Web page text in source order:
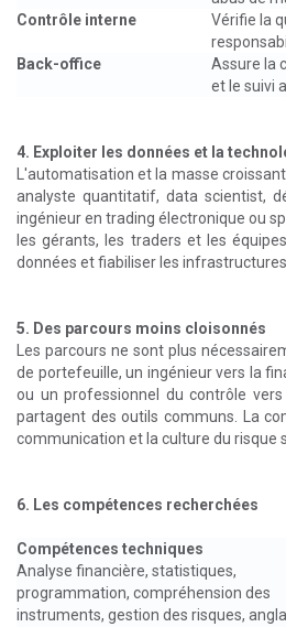
Contrôle interne
Vérifie la
Back-office
Assure la
et le suivi
4. Exploiter les données et la
L'automatisation et la masse
analyste quantitatif, data scientist,
ingénieur en trading électronique ou
les gérants, les traders et les
données et fiabiliser les infrastructures.
5. Des parcours moins cloisonnés
Les parcours ne sont plus
de portefeuille, un ingénieur vers la
ou un professionnel du contrôle
partagent des outils communs. La
communication et la culture du risque
6. Les compétences recherchées
Compétences techniques
Analyse financière, statistiques,
programmation, compréhension des
instruments, gestion des risques,